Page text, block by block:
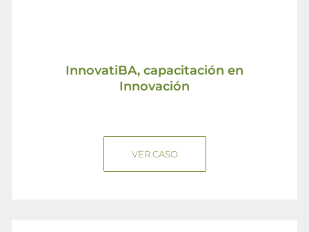
InnovatiBA, capacitación en
Innovación
VER CASO